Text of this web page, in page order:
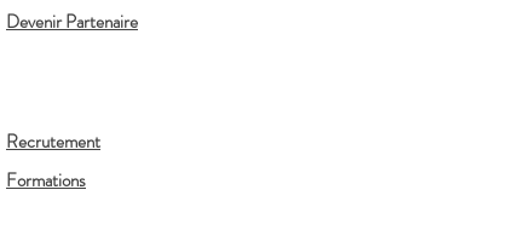
Devenir Partenaire
Recrutement
Formations